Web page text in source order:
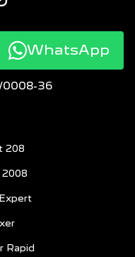
e Peças LTDA
0008-36
208
Rapid
WhatsApp